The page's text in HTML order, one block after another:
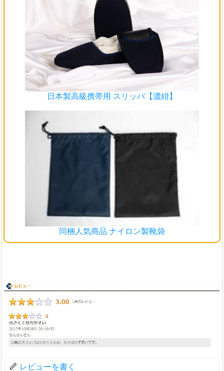
日本製高級携帯用 スリッパ【濃紺】
同梱人気商品 ナイロン製靴袋
レビューを書く